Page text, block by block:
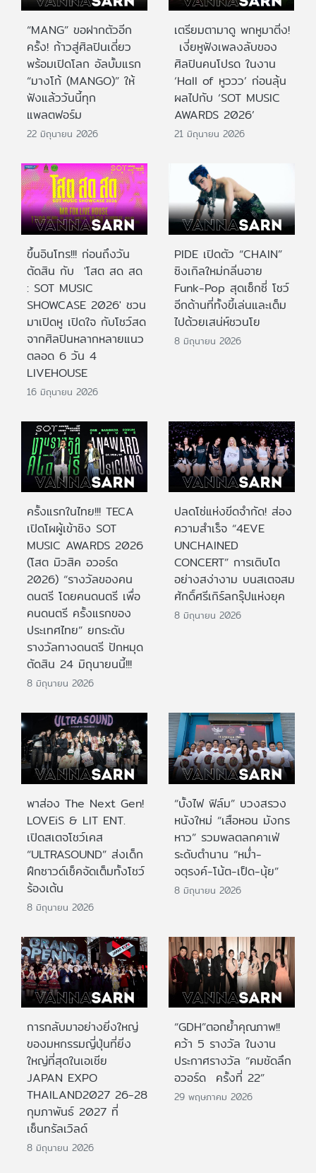
“MANG” ขอฝากตัวอีก
ครั้ง! ก้าวสู่ศิลปินเดี่ยว
พร้อมเปิดโลก อัลบั้มแรก
“มางโก้ (MANGO)” ให้
ฟังแล้ววันนี้ทุก
แพลตฟอร์ม
22 มิถุนายน 2026
เตรียมตามาดู พกหูมาติ่ง!
เงี่ยหูฟังเพลงลับของ
ศิลปินคนโปรด ในงาน
‘Hall of หูววว’ ก่อนลุ้น
ผลไปกับ ‘SOT MUSIC
AWARDS 2026’
21 มิถุนายน 2026
ขึ้นอินโทร!!! ก่อนถึงวัน
ตัดสิน กับ 'โสต สด สด
: SOT MUSIC
SHOWCASE 2026' ชวน
มาเปิดหู เปิดใจ กับโชว์สด
จากศิลปินหลากหลายแนว
ตลอด 6 วัน 4
LIVEHOUSE
16 มิถุนายน 2026
PIDE เปิดตัว “CHAIN”
ซิงเกิลใหม่กลิ่นอาย
Funk-Pop สุดเซ็กซี่ โชว์
อีกด้านที่ทั้งขี้เล่นและเต็ม
ไปด้วยเสน่ห์ชวนโย
8 มิถุนายน 2026
ครั้งแรกในไทย!!! TECA
เปิดโผผู้เข้าชิง SOT
MUSIC AWARDS 2026
(โสต มิวสิค อวอร์ด
2026) “รางวัลของคน
ดนตรี โดยคนดนตรี เพื่อ
คนดนตรี ครั้งแรกของ
ประเทศไทย” ยกระดับ
รางวัลทางดนตรี ปักหมุด
ตัดสิน 24 มิถุนายนนี้!!!
8 มิถุนายน 2026
ปลดโซ่แห่งขีดจำกัด! ส่อง
ความสำเร็จ “4EVE
UNCHAINED
CONCERT” การเติบโต
อย่างสง่างาม บนสเตจสม
ศักดิ์ศรีเกิร์ลกรุ๊ปแห่งยุค
8 มิถุนายน 2026
พาส่อง The Next Gen!
LOVEiS & LIT ENT.
เปิดสเตจโชว์เคส
“ULTRASOUND” ส่งเด็ก
ฝึกซาวด์เช็คจัดเต็มทั้งโชว์
ร้องเต้น
8 มิถุนายน 2026
“บั้งไฟ ฟิล์ม” บวงสรวง
หนังใหม่ “เสือหอน มังกร
หาว” รวมพลตลกคาเฟ่
ระดับตำนาน “หม่ำ-
จตุรงค์-โน้ต-เป็ด-นุ้ย”
8 มิถุนายน 2026
การกลับมาอย่างยิ่งใหญ่
ของมหกรรมญี่ปุ่นที่ยิ่ง
ใหญ่ที่สุดในเอเชีย
JAPAN EXPO
THAILAND2027 26-28
กุมภาพันธ์ 2027 ที่
เซ็นทรัลเวิลด์
8 มิถุนายน 2026
“GDH”ตอกย้ำคุณภาพ!!
คว้า 5 รางวัล ในงาน
ประกาศรางวัล “คมชัดลึก
อวอร์ด ครั้งที่ 22”
29 พฤษภาคม 2026